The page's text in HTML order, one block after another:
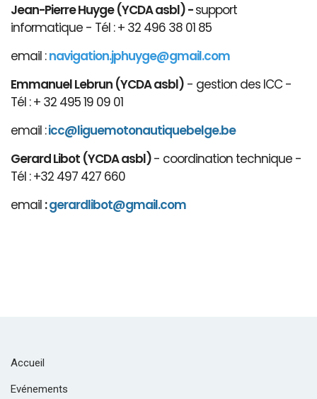
Jean-Pierre Huyge (YCDA asbl) -support
informatique - Tél : + 32 496 38 01 85
email :navigation.jphuyge@gmail.com
Emmanuel Lebrun (YCDA asbl) - gestion des ICC -
Tél : + 32 495 19 09 01
email :icc@liguemotonautiquebelge.be
Gerard Libot (YCDA asbl)- coordination technique -
Tél : +32 497 427 660
email :gerardlibot@gmail.com
Accueil
Evénements